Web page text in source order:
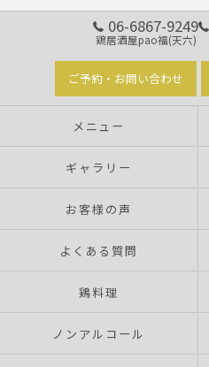
06-6867-9249
鶏居酒屋pao福(天六)
ご予約・お問い合わせ
メニュー
ギャラリー
お客様の声
よくある質問
鶏料理
ノンアルコール